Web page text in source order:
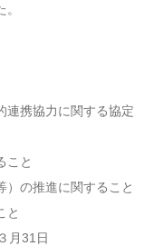
連携協力に関する協定
こと
）の推進に関すること
と
月31日